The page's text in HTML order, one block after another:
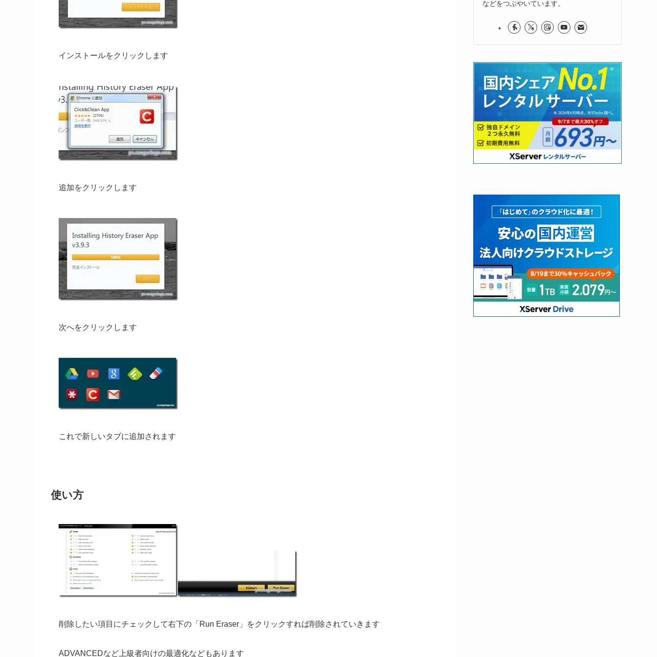
インストールをクリックします
追加をクリックします
次へをクリックします
これで新しいタブに追加されます
使い方
削除したい項目にチェックして右下の「Run Eraser」をクリックすれば削除されていきます
ADVANCEDなど上級者向けの最適化などもあります
などをつぶやいています。